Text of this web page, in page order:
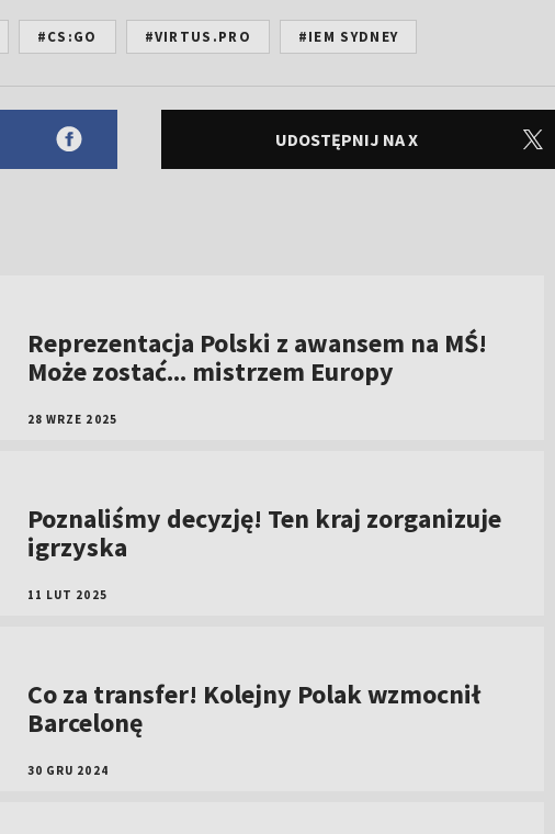
#CS:GO #VIRTUS.PRO #IEM SYDNEY
UDOSTĘPNIJ NA X
Reprezentacja Polski z awansem na MŚ!
Może zostać... mistrzem Europy
28 WRZE 2025
Poznaliśmy decyzję! Ten kraj zorganizuje
igrzyska
11 LUT 2025
Co za transfer! Kolejny Polak wzmocnił
Barcelonę
30 GRU 2024